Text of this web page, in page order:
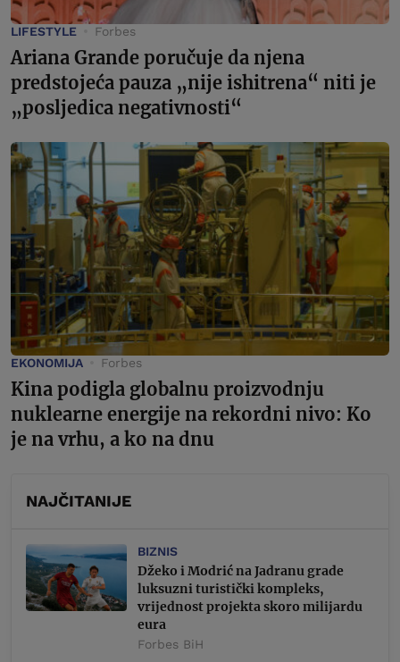
LIFESTYLE Forbes
Ariana Grande poručuje da njena
predstojeća pauza „nije ishitrena“ niti je
„posljedica negativnosti“
EKONOMIJA Forbes
Kina podigla globalnu proizvodnju
nuklearne energije na rekordni nivo: Ko
je na vrhu, a ko na dnu
NAJČITANIJE
BIZNIS
Džeko i Modrić na Jadranu grade
luksuzni turistički kompleks,
vrijednost projekta skoro milijardu
eura
Forbes BiH